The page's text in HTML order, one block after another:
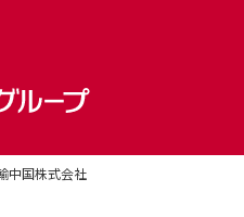
中国株式会社